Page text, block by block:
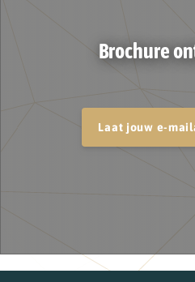
Brochure
Laat jouw e-